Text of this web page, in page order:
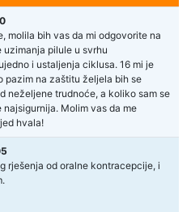
molila bih vas da mi odgovorite na
uzimanja pilule u svrhu
i ustaljenja ciklusa. 16 mi je
pazim na zaštitu željela bih se
neželjene trudnoće, a koliko sam se
Molim vas da me
hvala!
rješenja od oralne kontracepcije, i